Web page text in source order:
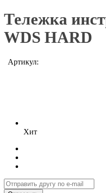
Тележка
WDS HARD
Артикул:
Хит